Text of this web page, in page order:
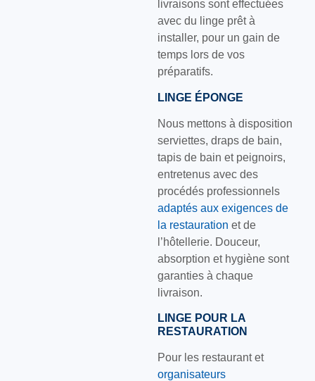
livraisons sont effectuées
avec du linge prêt à
installer, pour un gain de
temps lors de vos
préparatifs.
LINGE ÉPONGE
Nous mettons à disposition
serviettes, draps de bain,
tapis de bain et peignoirs,
entretenus avec des
procédés professionnels
adaptés aux exigences de
la restauration et de
l’hôtellerie. Douceur,
absorption et hygiène sont
garanties à chaque
livraison.
LINGE POUR LA
RESTAURATION
Pour les restaurant et
organisateurs